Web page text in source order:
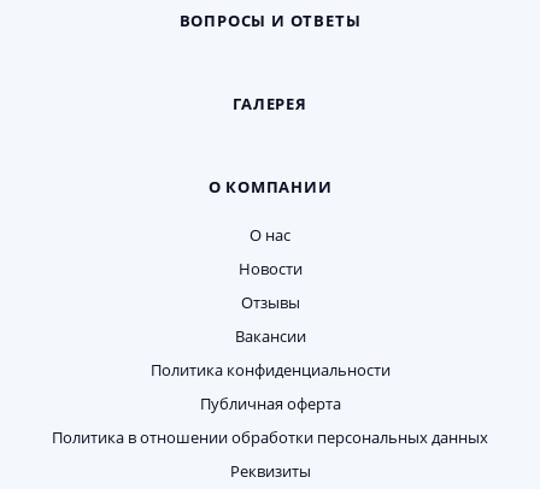
ВОПРОСЫ И ОТВЕТЫ
ГАЛЕРЕЯ
О КОМПАНИИ
О нас
Новости
Отзывы
Вакансии
Политика конфиденциальности
Публичная оферта
Политика в отношении обработки персональных данных
Реквизиты